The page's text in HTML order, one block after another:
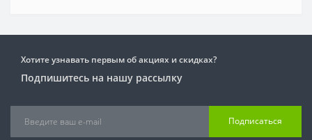
Хотите узнавать первым об акциях и скидках?
Подпишитесь на нашу рассылку
Подписаться